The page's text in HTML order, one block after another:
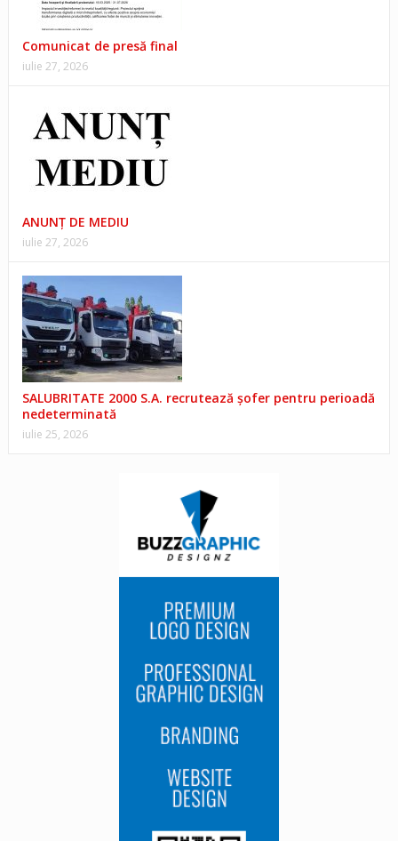
Comunicat de presă final
iulie 27, 2026
ANUNŢ DE MEDIU
iulie 27, 2026
SALUBRITATE 2000 S.A. recrutează șofer pentru perioadă
nedeterminată
iulie 25, 2026